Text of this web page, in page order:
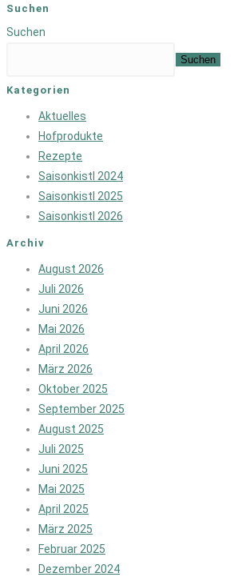
Suchen
Suchen
Suchen
Kategorien
Aktuelles
Hofprodukte
Rezepte
Saisonkistl 2024
Saisonkistl 2025
Saisonkistl 2026
Archiv
August 2026
Juli 2026
Juni 2026
Mai 2026
April 2026
März 2026
Oktober 2025
September 2025
August 2025
Juli 2025
Juni 2025
Mai 2025
April 2025
März 2025
Februar 2025
Dezember 2024